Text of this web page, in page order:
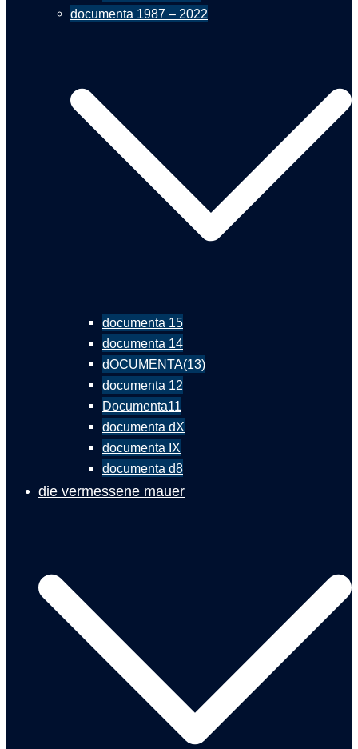
documenta 1987 – 2022
documenta 15
documenta 14
dOCUMENTA(13)
documenta 12
Documenta11
documenta dX
documenta IX
documenta d8
die vermessene mauer